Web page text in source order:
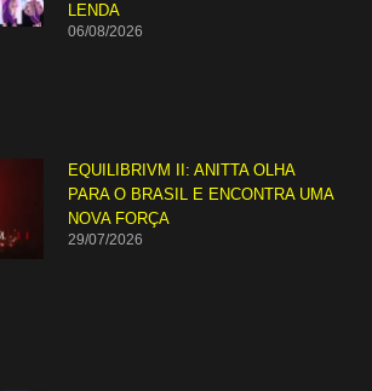
LENDA
06/08/2026
EQUILIBRIVM II: ANITTA OLHA
PARA O BRASIL E ENCONTRA UMA
NOVA FORÇA
29/07/2026